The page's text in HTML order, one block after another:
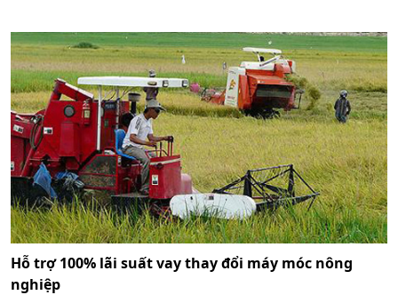
Hỗ trợ 100% lãi suất vay thay đổi máy móc nông
nghiệp